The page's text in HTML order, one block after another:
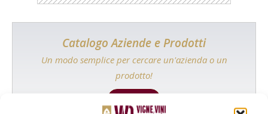
Catalogo Aziende e Prodotti
Un modo semplice per cercare un'azienda o un
prodotto!